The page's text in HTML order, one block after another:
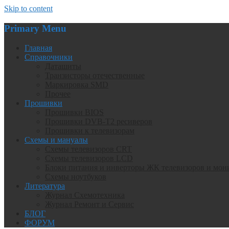
Skip to content
Primary Menu
Главная
Справочники
Прошивки
Схемы и мануалы
Литература
БЛОГ
ФОРУМ